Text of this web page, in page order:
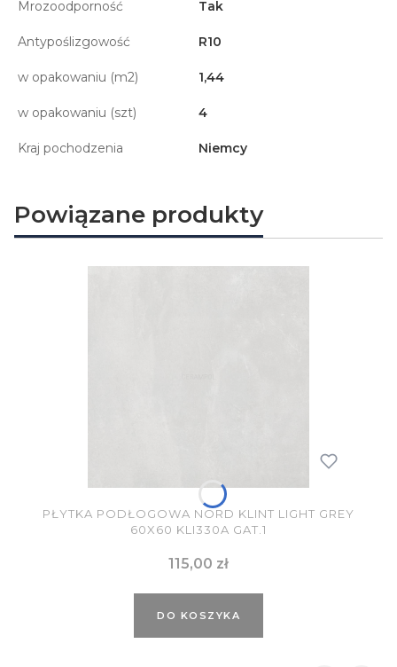
Mrozoodporność Tak
Antypoślizgowość R10
w opakowaniu (m2) 1,44
w opakowaniu (szt) 4
Kraj pochodzenia Niemcy
Powiązane produkty
PŁYTKA PODŁOGOWA NORD KLINT LIGHT GREY
60X60 KLI330A GAT.1
Cena
115,00 zł
DO KOSZYKA